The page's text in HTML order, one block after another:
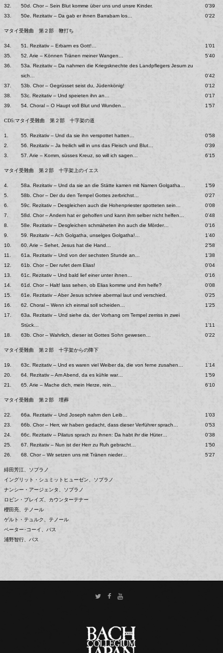
32.
50d. Chor – Sein Blut komme über uns und unsre Kinder.
0’39
33.
50e. Rezitativ – Da gab er ihnen Barrabam los… 0’22
マタイ受難曲 第２部 鞭打ち
34. 51. Rezitativ – Erbarm es Gott!…
1’01
35.
52. Arie – Können Tränen meiner Wangen…
5’40
36.
53a. Rezitativ – Da nahmen die Kriegsknechte des Landpflegers Jesum zu
sich…
0’42
37.
53b. Chor – Gegrüsset seist du, Jüdenkönig!
0’12
38.
53c. Rezitativ – Und speieten ihn an…
0’17
39.
54. Choral – O Haupt voll Blut und Wunden… 1’57
CD5:マタイ受難曲 第２部 十字架の道
1. 55. Rezitativ – Und da sie ihn verspottet hatten…
0’58
2.
56. Rezitativ – Ja freilich will in uns das Fleisch und Blut…
0’39
3.
57. Arie – Komm, süsses Kreuz, so will ich sagen… 6’15
マタイ受難曲 第２部 十字架上のイエス
4. 58a. Rezitativ – Und da sie an die Stätte kamen mit Namen Golgatha…
1’59
5.
58b. Chor – Der du den Tempel Gottes zerbrichst…
0’27
6.
59c. Rezitativ – Desgleichen auch die Hohenpriester spotteten sein…
0’08
7.
58d. Chor – Andem hat er geholfen und kann ihm selber nicht helfen…
0’48
8.
58e. Rezitativ – Desgleichen schmäheten ihn auch die Mörder…
0’16
9.
59. Rezitativ – Ach Golgatha, unselges Golgatha!…
1’40
10.
60. Arie – Sehet, Jesus hat die Hand…
2’58
11.
61a. Rezitativ – Und von der sechsten Stunde an…
1’38
12.
61b. Chor – Der rufet dem Elias!
0’04
13.
61c. Rezitativ – Und bald lief einer unter ihnen…
0’16
14.
61d. Chor – Halt! lass sehen, ob Elias komme und ihm helfe?
0’08
15.
61e. Rezitativ – Aber Jesus schriee abermal laut und verschied.
0’25
16.
62. Choral – Wenn ich einmal soll scheiden…
1’25
17.
63a. Rezitativ – Und siehe da, der Vorhang om Tempel zerriss in zwei
Stück…
1’11
18.
63b. Chor – Wahrlich, dieser ist Gottes Sohn gewesen… 0’22
マタイ受難曲 第２部 十字架からの降下
19. 63c. Rezitativ – Und es waren viel Weiber da, die von ferne zusahen…
1’14
20.
64. Rezitativ – Am Abend, da es kühle war…
1’59
21.
65. Arie – Mache dich, mein Herze, rein… 6’10
マタイ受難曲 第２部 埋葬
22. 66a. Rezitativ – Und Joseph nahm den Leib…
1’03
23.
66b. Chor – Herr, wir haben gedacht, dass dieser Verführer sprach…
0’53
24.
66c. Rezitativ – Pilatus sprach zu ihnen: Da habt ihr die Hüter…
0’38
25.
67. Rezitativ – Nun ist der Herr zu Ruh gebracht…
1’50
26.
68. Chor – Wir setzen uns mit Tränen nieder… 5’27
緋田芳江、ソプラノ
イングリット・シュミットヒューゼン、ソプラノ
ナンシー・アージェンタ、ソプラノ
ロビン・ブレイズ、カウンターテナー
櫻田亮、テノール
ゲルト・テュルク、テノール
ペーター･コーイ、バス
浦野智行、バス